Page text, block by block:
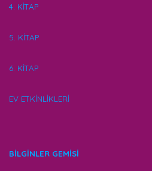
4. KİTAP
5. KİTAP
6. KİTAP
EV ETKİNLİKLERİ
BİLGİNLER GEMİSİ